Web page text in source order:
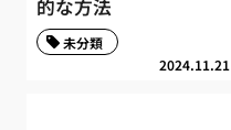
的な方法
2024.11.21
未分類